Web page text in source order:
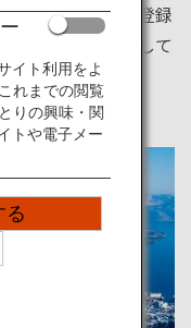
世界自然遺産に登録
満載。旅行先として
ます。
イト利用をよ
れまでの閲覧
りの興味・関
トや電子メー
る